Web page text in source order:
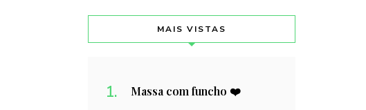
MAIS VISTAS
Massa com funcho ❤️